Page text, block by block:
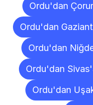
Ordu'dan
Ordu'dan
Ordu'dan
Ordu'dan
Ordu'dan